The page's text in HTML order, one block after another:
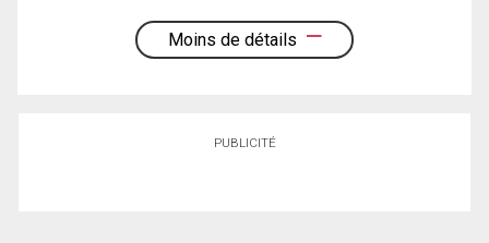
Moins de détails
PUBLICITÉ